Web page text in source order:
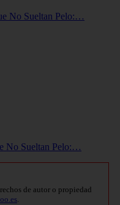
No Sueltan Pelo:…
No Sueltan Pelo:…
de autor o propiedad
.